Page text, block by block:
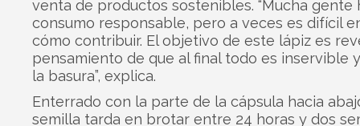
venta de productos sostenibles. “Mucha gente
consumo responsable, pero a veces es difícil
cómo contribuir. El objetivo de este lápiz es
pensamiento de que al final todo es inservible
la basura”, explica.
Enterrado con la parte de la cápsula hacia
semilla tarda en brotar entre 24 horas y dos